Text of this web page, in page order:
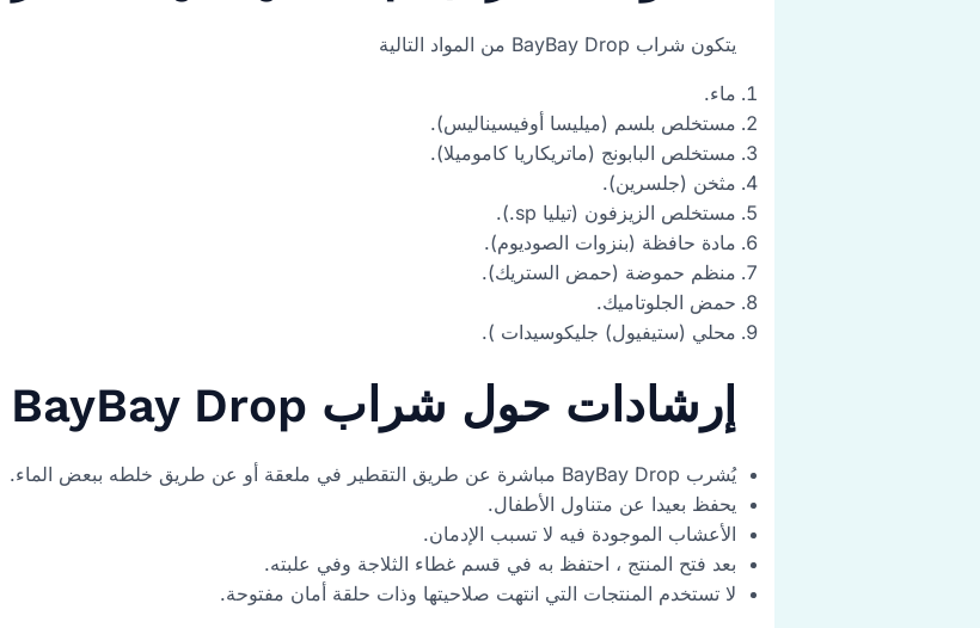
يتكون شراب BayBay Drop من المواد التالية
ماء.
مستخلص بلسم (ميليسا أوفيسيناليس).
مستخلص البابونج (ماتريكاريا كاموميلا).
مثخن (جلسرين).
مستخلص الزيزفون (تيليا sp.).
مادة حافظة (بنزوات الصوديوم).
منظم حموضة (حمض الستريك).
حمض الجلوتاميك.
محلي (ستيفيول) جليكوسيدات ).
إرشادات حول شراب BayBay Drop للأطفال
يُشرب BayBay Drop مباشرة عن طريق التقطير في ملعقة أو عن طريق خلطه ببعض الماء.
يحفظ بعيدا عن متناول الأطفال.
الأعشاب الموجودة فيه لا تسبب الإدمان.
بعد فتح المنتج ، احتفظ به في قسم غطاء الثلاجة وفي علبته.
لا تستخدم المنتجات التي انتهت صلاحيتها وذات حلقة أمان مفتوحة.